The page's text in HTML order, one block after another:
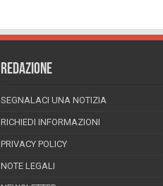
REDAZIONE
SEGNALACI UNA NOTIZIA
RICHIEDI INFORMAZIONI
PRIVACY POLICY
NOTE LEGALI